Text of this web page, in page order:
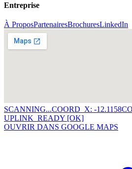
Entreprise
À ProposPartenairesBrochuresLinkedIn
SCANNING...COORD_X: -12.1158
UPLINK_READY [OK]
OUVRIR DANS GOOGLE MAPS